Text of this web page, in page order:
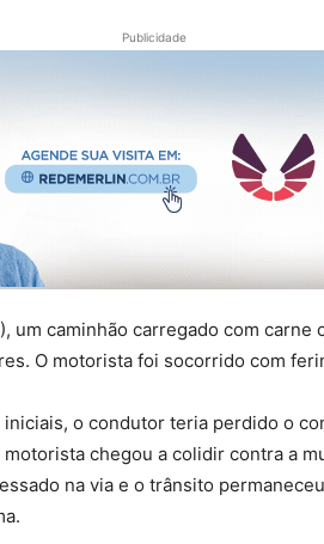
Publicidade
um caminhão carregado com carne
O motorista foi socorrido com
o condutor teria perdido o
chegou a colidir contra a
na via e o trânsito